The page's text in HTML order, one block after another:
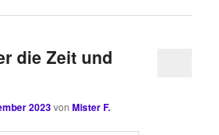
die Zeit und
2023vonMister F.